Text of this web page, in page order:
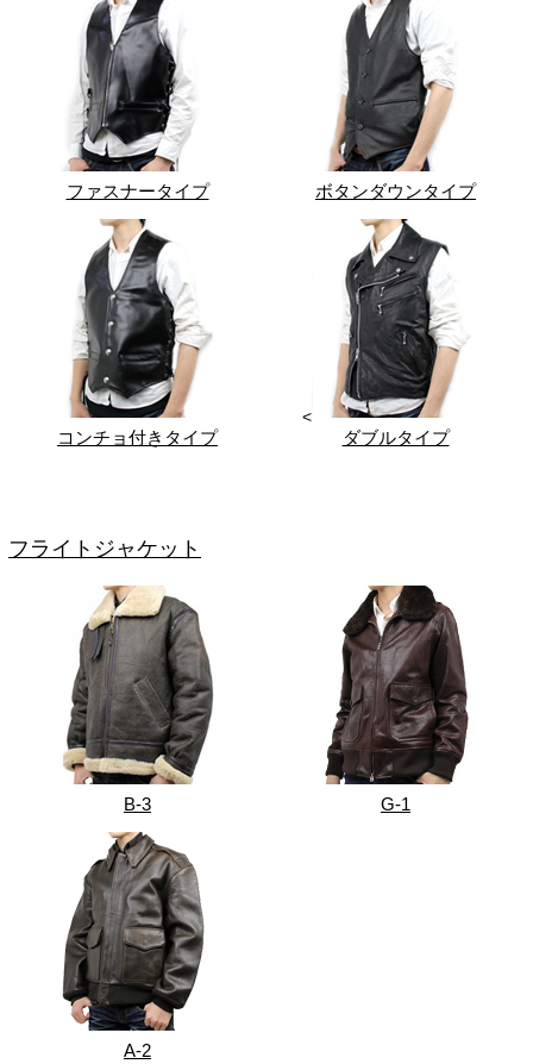
ファスナータイプ ボタンダウンタイプ
コンチョ付きタイプ
<
ダブルタイプ
フライトジャケット
B-3 G-1
A-2